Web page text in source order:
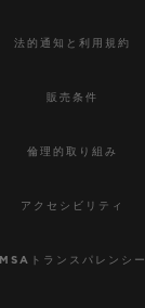
法的通知と利用規約
販売条件
倫理的取り組み
アクセシビリティ
MSAトランスパレンシー